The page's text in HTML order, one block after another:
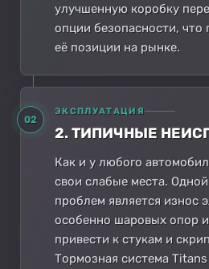
улучшенную коробку
опции безопасности, что
её позиции на рынке.
02
ЭКСПЛУАТАЦИЯ
2. ТИПИЧНЫЕ
Как и у любого
свои слабые места.
проблем является износ
особенно шаровых опор
привести к стукам и
Тормозная система